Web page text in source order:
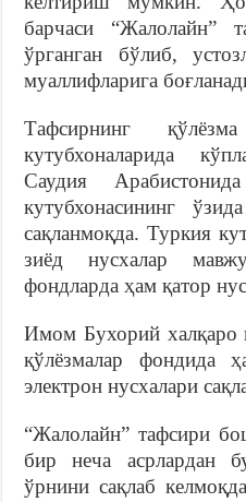
барчаси “Жалолайн”
ўрганган бўлиб,
муаллифларига
Тафсирнинг
кутубхоналарида
Саудия
кутубхонасининг
сақланмоқда. Туркия
зиёд нусхалар
фондларда ҳам қатор
Имом Бухорий халқаро
қўлёзмалар фондида
электрон нусхалари
“Жалолайн” тафсири
бир неча асрлардан
ўрнини сақлаб